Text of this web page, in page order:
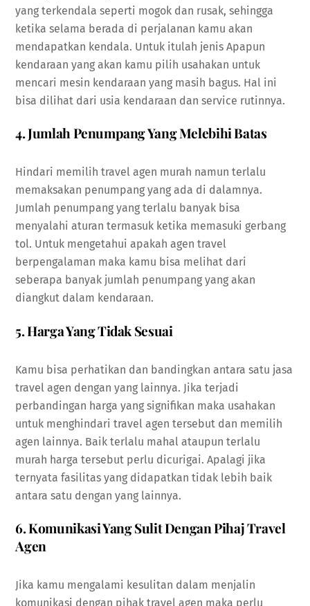
yang terkendala seperti mogok dan rusak, sehingga
ketika selama berada di perjalanan kamu akan
mendapatkan kendala. Untuk itulah jenis Apapun
kendaraan yang akan kamu pilih usahakan untuk
mencari mesin kendaraan yang masih bagus. Hal ini
bisa dilihat dari usia kendaraan dan service rutinnya.
4. Jumlah Penumpang Yang Melebihi Batas
Hindari memilih travel agen murah namun terlalu
memaksakan penumpang yang ada di dalamnya.
Jumlah penumpang yang terlalu banyak bisa
menyalahi aturan termasuk ketika memasuki gerbang
tol. Untuk mengetahui apakah agen travel
berpengalaman maka kamu bisa melihat dari
seberapa banyak jumlah penumpang yang akan
diangkut dalam kendaraan.
5. Harga Yang Tidak Sesuai
Kamu bisa perhatikan dan bandingkan antara satu jasa
travel agen dengan yang lainnya. Jika terjadi
perbandingan harga yang signifikan maka usahakan
untuk menghindari travel agen tersebut dan memilih
agen lainnya. Baik terlalu mahal ataupun terlalu
murah harga tersebut perlu dicurigai. Apalagi jika
ternyata fasilitas yang didapatkan tidak lebih baik
antara satu dengan yang lainnya.
6. Komunikasi Yang Sulit Dengan Pihaj Travel
Agen
Jika kamu mengalami kesulitan dalam menjalin
komunikasi dengan pihak travel agen maka perlu